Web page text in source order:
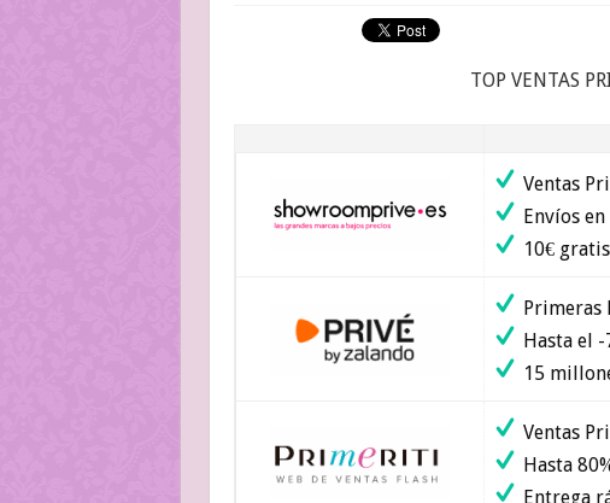
TOP VENTAS
Ventas
Envíos
10€
Primeras
Hasta el -
15
Ventas
Hasta
Entrega